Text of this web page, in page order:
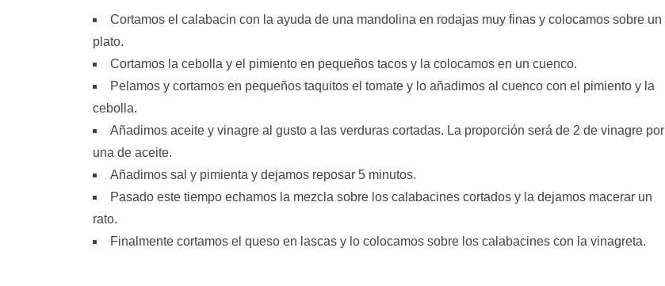
Cortamos el calabacin con la ayuda de una mandolina en rodajas muy finas y colocamos sobre un
plato.
Cortamos la cebolla y el pimiento en pequeños tacos y la colocamos en un cuenco.
Pelamos y cortamos en pequeños taquitos el tomate y lo añadimos al cuenco con el pimiento y la
cebolla.
Añadimos aceite y vinagre al gusto a las verduras cortadas. La proporción será de 2 de vinagre por
una de aceite.
Añadimos sal y pimienta y dejamos reposar 5 minutos.
Pasado este tiempo echamos la mezcla sobre los calabacines cortados y la dejamos macerar un
rato.
Finalmente cortamos el queso en lascas y lo colocamos sobre los calabacines con la vinagreta.